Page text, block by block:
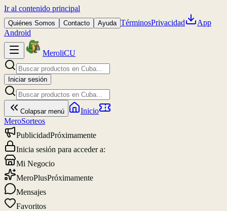
Ir al contenido principal
Quiénes Somos Contacto Ayuda TérminosPrivacidad
App
Android
MeroliCU
Iniciar sesión
Colapsar menú
Inicio
MeroSorteos
PublicidadPróximamente
Inicia sesión para acceder a:
Mi Negocio
MeroPlusPróximamente
Mensajes
Favoritos